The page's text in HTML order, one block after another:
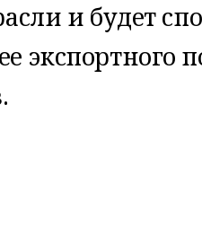
и будет
экспортного